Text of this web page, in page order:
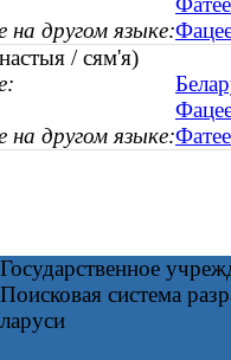
другом языке:
/ сям'я)
другом языке:
система